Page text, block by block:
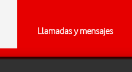
Llamadas y mensajes